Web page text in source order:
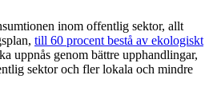
inom offentlig sektor, allt
till 60 procent bestå av ekologiskt
uppnås genom bättre upphandlingar,
sektor och fler lokala och mindre